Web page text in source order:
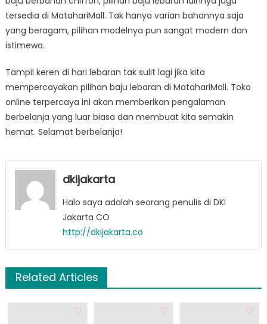
tersedia di MatahariMall. Tak hanya varian bahannya saja
yang beragam, pilihan modelnya pun sangat modern dan
istimewa.
Tampil keren di hari lebaran tak sulit lagi jika kita
mempercayakan pilihan baju lebaran di MatahariMall. Toko
online terpercaya ini akan memberikan pengalaman
berbelanja yang luar biasa dan membuat kita semakin
hemat. Selamat berbelanja!
dkijakarta
Halo saya adalah seorang penulis di DKI
Jakarta CO
http://dkijakarta.co
Related Articles